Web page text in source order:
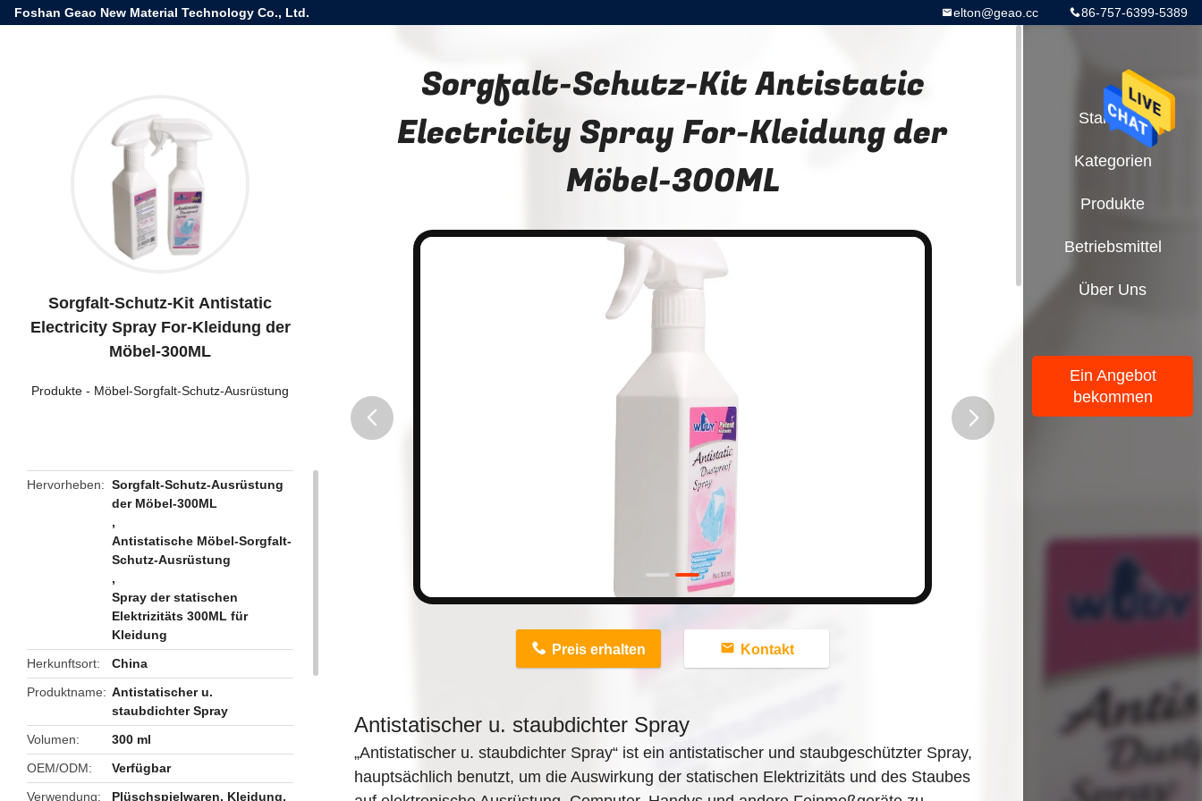
Foshan Geao New Material Technology Co., Ltd. 86-757-6399-5389
elton@geao.cc
Sorgfalt-Schutz-Kit Antistatic
Electricity Spray For-Kleidung der
Möbel-300ML
Produkte - Möbel-Sorgfalt-Schutz-Ausrüstung
Hervorheben
Sorgfalt-Schutz-Ausrüstung
der Möbel-300ML
,
Antistatische Möbel-Sorgfalt-
Schutz-Ausrüstung
,
Spray der statischen
Elektrizitäts 300ML für
Kleidung
Herkunftsort
China
Produktname
Antistatischer u.
staubdichter Spray
Volumen
300 ml
OEM/ODM
Verfügbar
Verwendung
Plüschspielwaren, Kleidung,
Sorgfalt-Schutz-Kit Antistatic
Electricity Spray For-Kleidung der
Möbel-300ML
Preis erhalten Kontakt
Antistatischer u. staubdichter Spray
„Antistatischer u. staubdichter Spray“ ist ein antistatischer und staubgeschützter Spray,
hauptsächlich benutzt, um die Auswirkung der statischen Elektrizitäts und des Staubes
Startseite
Kategorien
Produkte
Betriebsmittel
Über Uns
Ein Angebot
bekommen